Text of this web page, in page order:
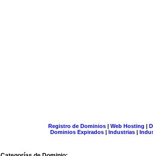
Registro de Dominios| Web Hosting |
Dominios Expirados | Industrias |